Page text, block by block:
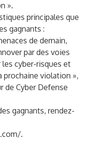
».
principales que
gagnants :
de demain,
par des voies
cyber-risques et
prochaine violation »,
de Cyber Defense
gagnants, rendez-
.